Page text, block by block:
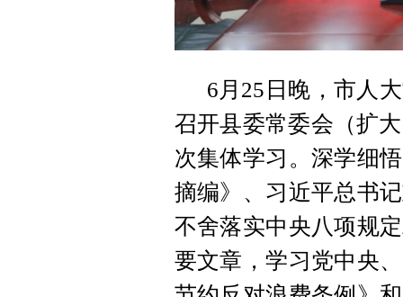
6月25日晚，市人
召开县委常委会（扩
次集体学习。深学细
摘编》、习近平总书
不舍落实中央八项规
要文章，学习党中央